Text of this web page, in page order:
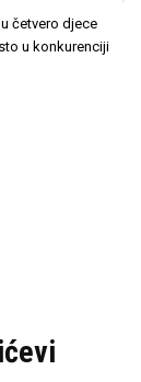
četvero djece
u konkurenciji